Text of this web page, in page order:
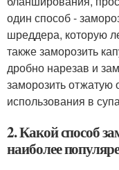
один способ -
шреддера, которую
также заморозить
дробно нарезав и
заморозить отжатую
использования в
2. Какой способ
наиболее